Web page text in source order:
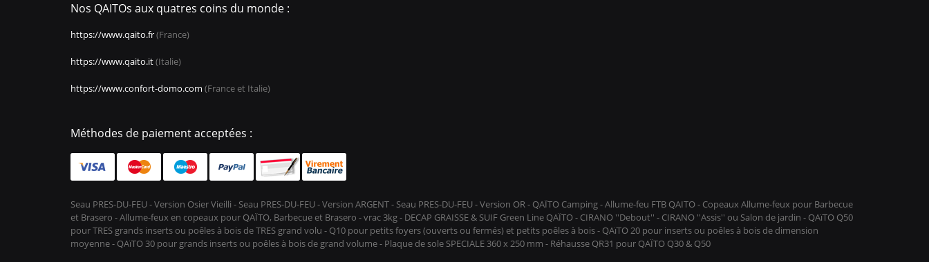
Nos QAITOs aux quatres coins du monde :
https://www.qaito.fr(France)
https://www.qaito.it(Italie)
https://www.confort-domo.com (France et Italie)
Méthodes de paiement acceptées :
Seau PRES-DU-FEU - Version Osier Vieilli - Seau PRES-DU-FEU - Version ARGENT - Seau PRES-DU-FEU - Version OR - QAÏTO Camping - Allume-feu FTB QAITO - Copeaux Allume-feux pour Barbecue
et Brasero - Allume-feux en copeaux pour QAÏTO, Barbecue et Brasero - vrac 3kg - DECAP GRAISSE & SUIF Green Line QAÏTO - CIRANO ''Debout'' - CIRANO ''Assis'' ou Salon de jardin - QAïTO Q50
pour TRES grands inserts ou poêles à bois de TRES grand volu - Q10 pour petits foyers (ouverts ou fermés) et petits poêles à bois - QAïTO 20 pour inserts ou poêles à bois de dimension
moyenne - QAïTO 30 pour grands inserts ou poêles à bois de grand volume - Plaque de sole SPECIALE 360 x 250 mm - Réhausse QR31 pour QAÏTO Q30 & Q50